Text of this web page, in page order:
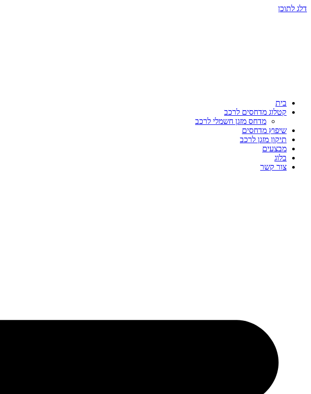
דלג לתוכן
בית
קטלוג מדחסים לרכב
מדחס מזגן חשמלי לרכב
שיפוץ מדחסים
תיקון מזגן לרכב
מבצעים
בלוג
צור קשר